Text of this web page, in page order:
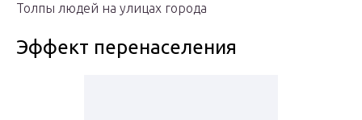
Толпы людей на улицах города
Эффект перенаселения